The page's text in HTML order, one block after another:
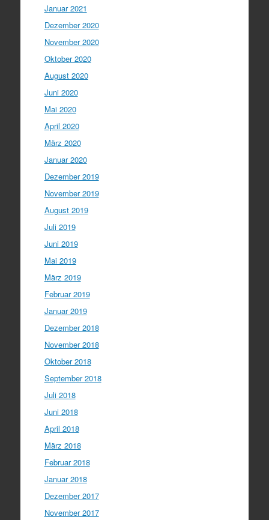
Januar 2021
Dezember 2020
November 2020
Oktober 2020
August 2020
Juni 2020
Mai 2020
April 2020
März 2020
Januar 2020
Dezember 2019
November 2019
August 2019
Juli 2019
Juni 2019
Mai 2019
März 2019
Februar 2019
Januar 2019
Dezember 2018
November 2018
Oktober 2018
September 2018
Juli 2018
Juni 2018
April 2018
März 2018
Februar 2018
Januar 2018
Dezember 2017
November 2017